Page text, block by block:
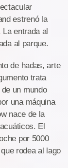
estrenó la
entrada al
al parque.
de hadas, arte
trata
un mundo
una máquina
nace de la
El
por 5000
rodea al lago